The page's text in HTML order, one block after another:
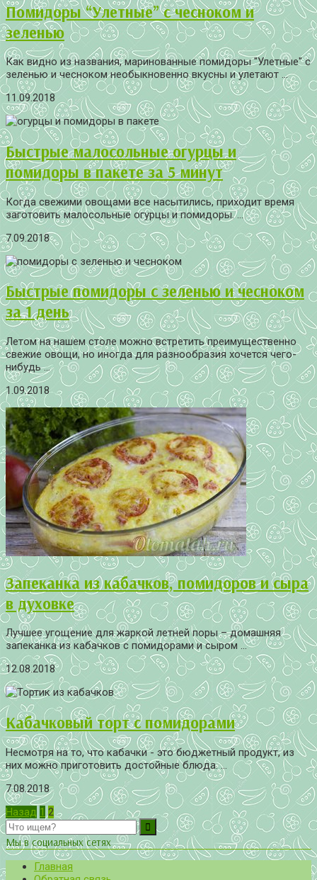
Помидоры “Улетные” с чесноком и
зеленью
Как видно из названия, маринованные помидоры "Улетные" с
зеленью и чесноком необыкновенно вкусны и улетают ...
11.09.2018
Быстрые малосольные огурцы и
помидоры в пакете за 5 минут
Когда свежими овощами все насытились, приходит время
заготовить малосольные огурцы и помидоры. ...
7.09.2018
Быстрые помидоры с зеленью и чесноком
за 1 день
Летом на нашем столе можно встретить преимущественно
свежие овощи, но иногда для разнообразия хочется чего-
нибудь ...
1.09.2018
Запеканка из кабачков, помидоров и сыра
в духовке
Лучшее угощение для жаркой летней поры – домашняя
запеканка из кабачков с помидорами и сыром ...
12.08.2018
Кабачковый торт с помидорами
Несмотря на то, что кабачки - это бюджетный продукт, из
них можно приготовить достойные блюда. ...
7.08.2018
Пагинация
записей
Назад 1 2
Мы в социальных сетях
Главная